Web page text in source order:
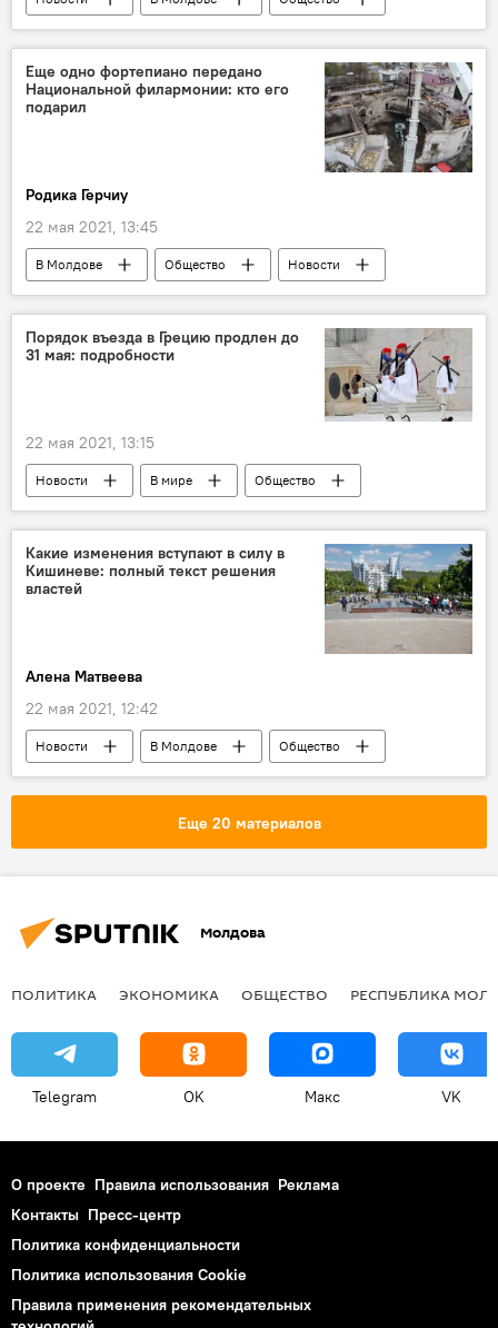
Коронавирус
Еще одно фортепиано передано
Национальной филармонии: кто его
подарил
Родика Герчиу
22 мая 2021, 13:45
В Молдове Общество Новости
Порядок въезда в Грецию продлен до
31 мая: подробности
22 мая 2021, 13:15
Новости В мире
Общество
Россия
Коронавирус
Какие изменения вступают в силу в
Кишиневе: полный текст решения
властей
Алена Матвеева
22 мая 2021, 12:42
Новости В Молдове
Общество
Коронавирус
Еще 20 материалов
Молдова
ПОЛИТИКА ЭКОНОМИКА ОБЩЕСТВО РЕСПУБЛИКА
Telegram OK Макс VK
О проекте Правила использования Реклама
Контакты Пресс-центр
Политика конфиденциальности
Политика использования Cookie
Правила применения рекомендательных